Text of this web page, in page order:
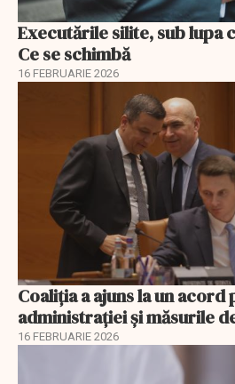
Executările silite, sub
Ce se schimbă
16 FEBRUARIE 2026
Coaliția a ajuns la un
administrației și măsurile
16 FEBRUARIE 2026